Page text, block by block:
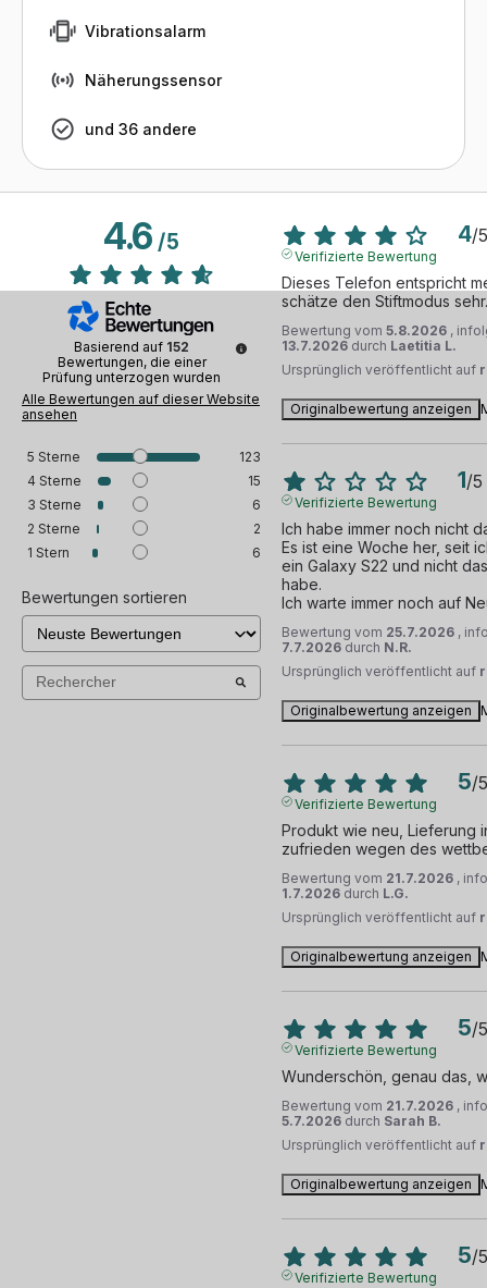
Vibrationsalarm
Näherungssensor
und 36 andere
4.6/5
Basierend auf 152
Bewertungen, die einer
Prüfung unterzogen wurden
Alle Bewertungen auf dieser Website
ansehen
5 Sterne
123
4 Sterne
15
3 Sterne
6
2 Sterne
2
1 Stern 6
Bewertungen sortieren
4/5
Verifizierte Bewertung
Dieses Telefon entspricht
schätze den Stiftmodus sehr.
Bewertung vom 5.8.2026 ,
13.7.2026 durch Laetitia L.
Ursprünglich veröffentlicht auf
Originalbewertung anzeigen
1/5
Verifizierte Bewertung
Ich habe immer noch nicht
Es ist eine Woche her, seit
ein Galaxy S22 und nicht
habe.
Ich warte immer noch auf
Bewertung vom 25.7.2026 ,
7.7.2026 durch N.R.
Ursprünglich veröffentlicht auf
Originalbewertung anzeigen
5/5
Verifizierte Bewertung
Produkt wie neu, Lieferung
zufrieden wegen des
Bewertung vom 21.7.2026 ,
1.7.2026 durch L.G.
Ursprünglich veröffentlicht auf
Originalbewertung anzeigen
5/5
Verifizierte Bewertung
Wunderschön, genau das,
Bewertung vom 21.7.2026 ,
5.7.2026 durch Sarah B.
Ursprünglich veröffentlicht auf
Originalbewertung anzeigen
5/5
Verifizierte Bewertung